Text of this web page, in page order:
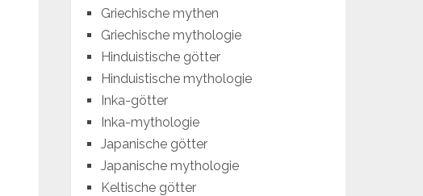
Griechische mythen
Griechische mythologie
Hinduistische götter
Hinduistische mythologie
Inka-götter
Inka-mythologie
Japanische götter
Japanische mythologie
Keltische götter